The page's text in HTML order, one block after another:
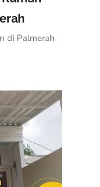
di Palmerah